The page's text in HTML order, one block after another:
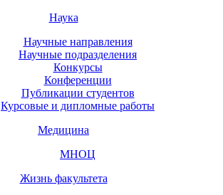
Наука
Научные направления
Научные подразделения
Конкурсы
Конференции
Публикации студентов
Курсовые и дипломные работы
Медицина
МНОЦ
Жизнь факультета